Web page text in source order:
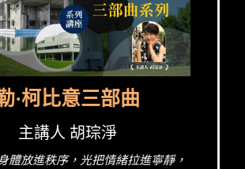
·柯比意三部曲
主講人 胡琮淨
體放進秩序，光把情緒拉進寧靜，